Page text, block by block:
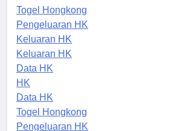
HK Malam Ini
Togel Hongkong
Pengeluaran HK
Keluaran HK
Keluaran HK
Data HK
HK
Data HK
Togel Hongkong